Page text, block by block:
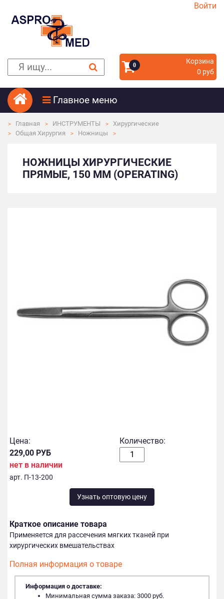
Войти
0
Корзина
0 руб
Главное меню
Главная ИНСТРУМЕНТЫ
Хирургические
Общая Хирургия
Ножницы
НОЖНИЦЫ ХИРУРГИЧЕСКИЕ
ПРЯМЫЕ, 150 ММ (OPERATING)
Цена:
229,00 РУБ
нет в наличии
арт. П-13-200
Количество:
Узнать оптовую цену
Краткое описание товара
Применяется для рассечения мягких тканей при
хирургических вмешательствах
Полная информация о товаре
Информация о доставке:
Минимальная сумма заказа: 3000 руб.